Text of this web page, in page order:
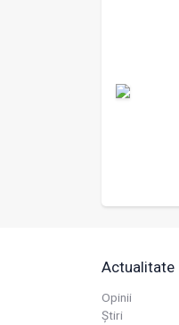
Actualitate
Opinii
Știri